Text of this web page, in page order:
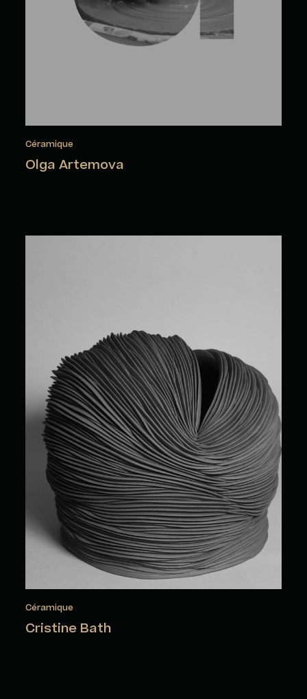
Céramique
Olga Artemova
Céramique
Cristine Bath